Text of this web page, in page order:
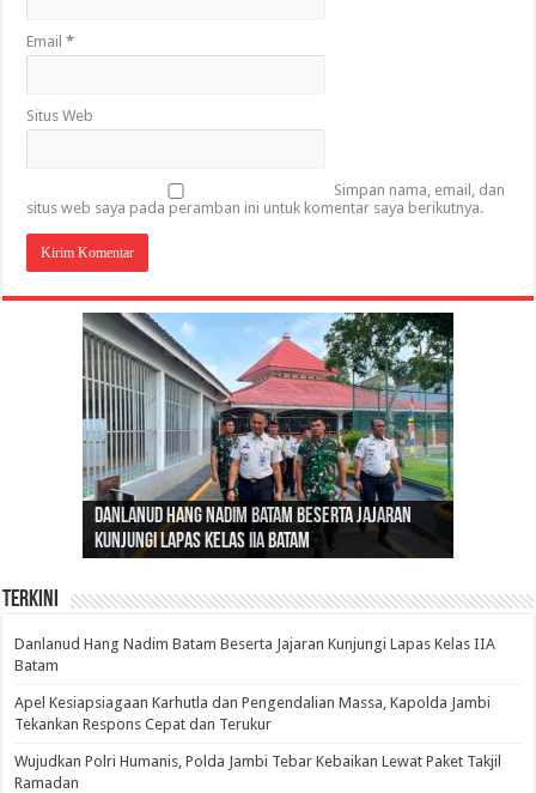
Email*
Situs Web
Simpan nama, email, dan
situs web saya pada peramban ini untuk komentar saya berikutnya.
Danlanud Hang Nadim Batam Beserta Jajaran
Kunjungi Lapas Kelas IIA Batam
Silaturahmi dan Reses Komite I DPD RI di Polda
Jambi Bahas Sinergitas Penanganan Narkotika
Gubernur Al Haris: Lomba Cerdas Cermat Sarana
Edukasi Pembentukan Karakter Generasi
Penerus
Gubernur Al Haris Dorong Koperasi Merah Putih
Cepat Beroperasi Agar Bisa Layani Masyarakat
Penuhi Kebutuhannya
Sosok Fenomenal yang Menggetarkan
Nusantara: Ratu Wangsa, Wanita Berkelas
dengan Pengaruh Internasional
Terkini
Danlanud Hang Nadim Batam Beserta Jajaran Kunjungi Lapas Kelas IIA
Batam
Apel Kesiapsiagaan Karhutla dan Pengendalian Massa, Kapolda Jambi
Tekankan Respons Cepat dan Terukur
Wujudkan Polri Humanis, Polda Jambi Tebar Kebaikan Lewat Paket Takjil
Ramadan